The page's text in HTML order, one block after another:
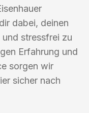
dabei, deinen
stressfrei zu
Erfahrung und
sorgen wir
sicher nach